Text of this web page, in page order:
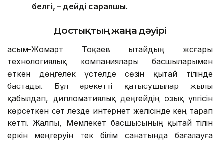
белгі, – дейді сарапшы.
Достықтың жаңа дәуірі
Қасым-Жомарт Тоқаев Қытайдың жоғары
технологиялық компаниялары басшыларымен
өткен дөңгелек үстелде сөзін қытай тілінде
бастады. Бұл әрекетті қатысушылар жылы
қабылдап, дипломатиялық деңгейдің озық үлгісін
көрсеткен сәт лезде интернет желісінде кең тарап
кетті. Жалпы, Мемлекет басшысының қытай тілін
еркін меңгеруін тек білім санатында бағалауға